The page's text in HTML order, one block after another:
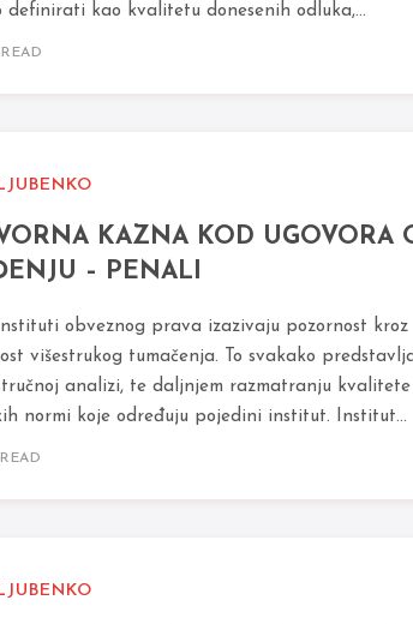
definirati kao kvalitetu donesenih odluka,...
KAZNA KOD UGOVORA
– PENALI
obveznog prava izazivaju pozornost kroz
višestrukog tumačenja. To svakako
analizi, te daljnjem razmatranju kvalitete
normi koje određuju pojedini institut. Institut
kazne kod...